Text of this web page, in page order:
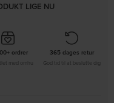
LIGE NU
ordrer
med omhu
365 dages retur
God tid til at beslutte dig